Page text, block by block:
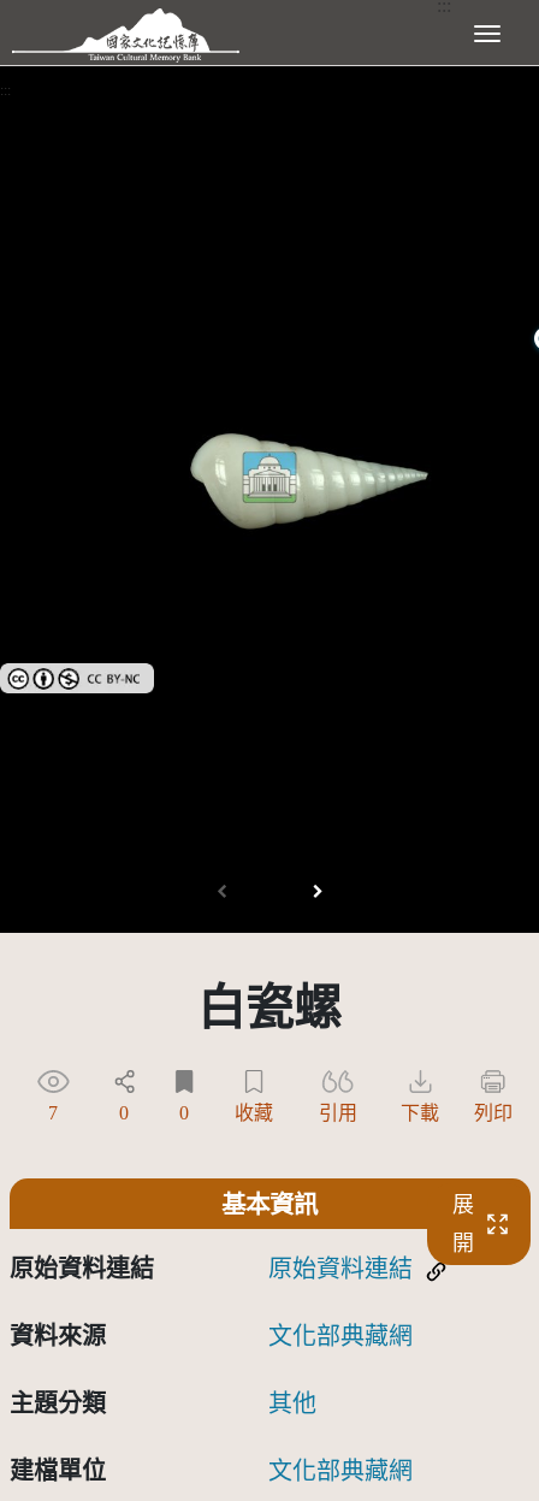
跳到主要內容區塊 展開選單
:::
創用CC姓名標示-非商業性 3.0 台灣及其後版本(CC BY-NC 3.0 TW +)
白瓷螺
7 0 0 收藏 引用 下載 列印
基本資訊
展
開
原始資料連結 原始資料連結
資料來源 文化部典藏網
主題分類 其他
建檔單位 文化部典藏網